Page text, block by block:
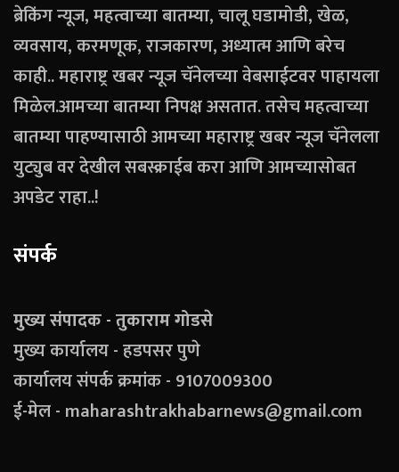
ब्रेकिंग न्यूज, महत्वाच्या बातम्या, चालू घडामोडी, खेळ,
व्यवसाय, करमणूक, राजकारण, अध्यात्म आणि बरेच
काही.. महाराष्ट्र खबर न्यूज चॅनेलच्या वेबसाईटवर पाहायला
मिळेल.आमच्या बातम्या निपक्ष असतात. तसेच महत्वाच्या
बातम्या पाहण्यासाठी आमच्या महाराष्ट्र खबर न्यूज चॅनेलला
युट्युब वर देखील सबस्क्राईब करा आणि आमच्यासोबत
अपडेट राहा..!
संपर्क
मुख्य संपादक - तुकाराम गोडसे
मुख्य कार्यालय - हडपसर पुणे
कार्यालय संपर्क क्रमांक - 9107009300
ई-मेल - maharashtrakhabarnews@gmail.com